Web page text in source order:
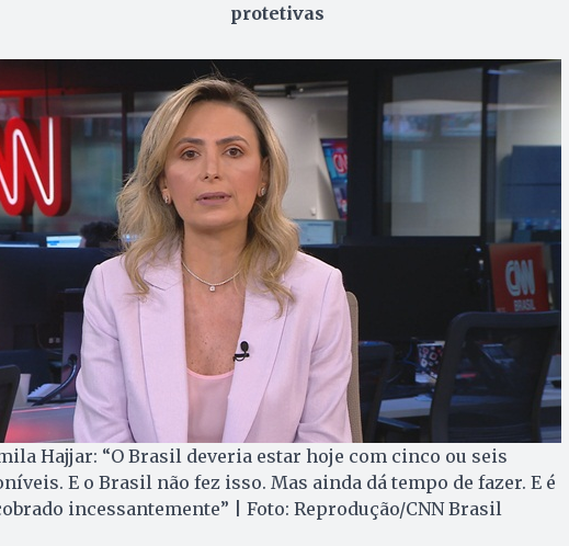
protetivas
Hajjar: “O Brasil deveria estar hoje com cinco ou seis
E o Brasil não fez isso. Mas ainda dá tempo de fazer. E é
incessantemente” | Foto: Reprodução/CNN Brasil